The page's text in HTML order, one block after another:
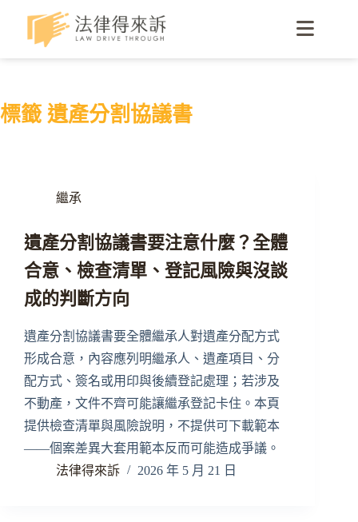
標籤 遺產分割協議書
繼承
遺產分割協議書要注意什麼？全體
合意、檢查清單、登記風險與沒談
成的判斷方向
遺產分割協議書要全體繼承人對遺產分配方式
形成合意，內容應列明繼承人、遺產項目、分
配方式、簽名或用印與後續登記處理；若涉及
不動產，文件不齊可能讓繼承登記卡住。本頁
提供檢查清單與風險說明，不提供可下載範本
——個案差異大套用範本反而可能造成爭議。
法律得來訴
2026 年 5 月 21 日